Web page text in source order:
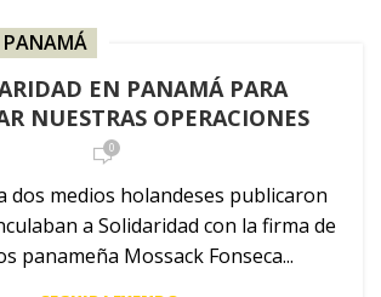
PANAMÁ
EN PANAMÁ PARA
NUESTRAS OPERACIONES
0
dos medios holandeses publicaron
a Solidaridad con la firma de
panameña Mossack Fonseca...